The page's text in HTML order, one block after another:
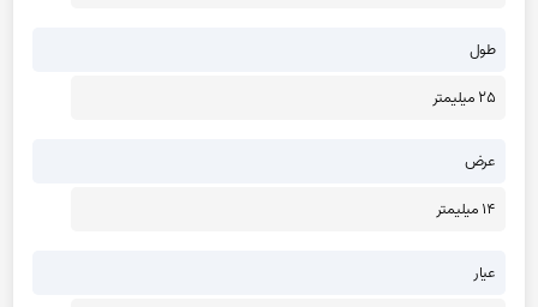
طول
25 میلیمتر
عرض
14 میلیمتر
عیار